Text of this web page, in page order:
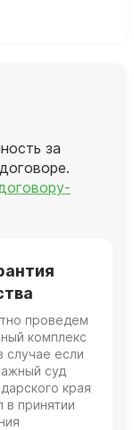
за
проведем
комплекс
случае если
суд
края
в принятии